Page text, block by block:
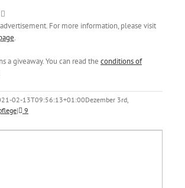
For more information, please visit
.
a giveaway. You can read the conditions of
02-13T09:56:13+01:00Dezember 3rd,
|
9